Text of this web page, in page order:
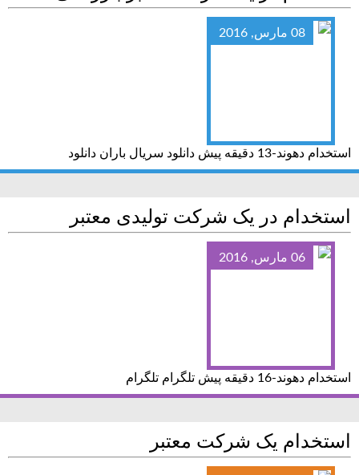
08 مارس, 2016
استخدام دهوند-13 دقیقه پیش دانلود سریال باران دانلود
استخدام در یک شرکت تولیدی معتبر
06 مارس, 2016
استخدام دهوند-16 دقیقه پیش تلگرام تلگرام
استخدام یک شرکت معتبر